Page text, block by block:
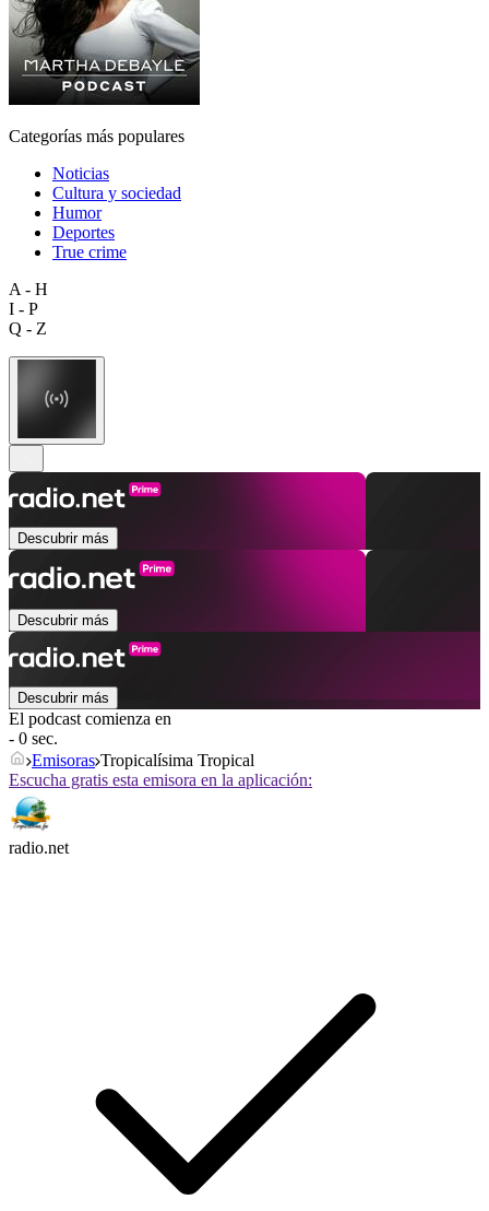
Categorías más populares
Noticias
Cultura y sociedad
Humor
Deportes
True crime
A - H
I - P
Q - Z
Descubrir más
Descubrir más
Descubrir más
El podcast comienza en
- 0 sec.
Emisoras Tropicalísima Tropical
Escucha gratis esta emisora en la aplicación:
radio.net